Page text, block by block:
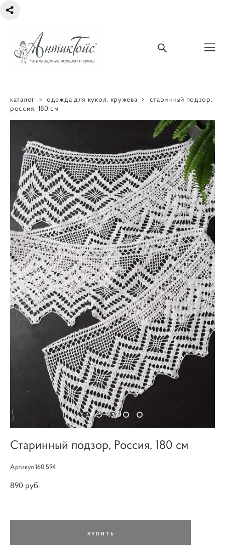
каталог > одежда для кукол, кружева >
старинный подзор,
россия, 180 см
Старинный подзор, Россия, 180 см
Артикул 160 594
890 pуб.
КУПИТЬ